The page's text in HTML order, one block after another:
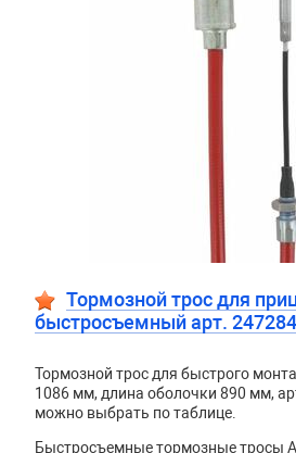
Тормозной трос для
быстросъемный арт.
Тормозной трос для быстрого
1086 мм, длина оболочки 890 мм,
можно выбрать по таблице.
Быстросъемные тормозные тросы